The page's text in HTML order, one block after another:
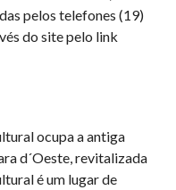
pelos telefones (19)
do site pelo link
ocupa a antiga
d´Oeste, revitalizada
é um lugar de